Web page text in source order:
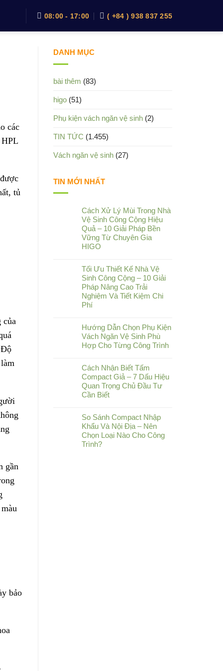
08:00 - 17:00 ( +84 ) 938 837 255
các
tủ
của
Độ
gần
bảo
DANH MỤC
bài thêm (83)
higo (51)
Phụ kiện vách ngăn vệ sinh (2)
TIN TỨC (1.455)
Vách ngăn vệ sinh (27)
TIN MỚI NHẤT
Cách Xử Lý Mùi Trong Nhà
Vệ Sinh Công Cộng Hiệu
Quả – 10 Giải Pháp Bền
Vững Từ Chuyên Gia
HIGO
Tối Ưu Thiết Kế Nhà Vệ
Sinh Công Cộng – 10 Giải
Pháp Nâng Cao Trải
Nghiệm Và Tiết Kiệm Chi
Phí
Hướng Dẫn Chọn Phụ Kiện
Vách Ngăn Vệ Sinh Phù
Hợp Cho Từng Công Trình
Cách Nhận Biết Tấm
Compact Giả – 7 Dấu Hiệu
Quan Trọng Chủ Đầu Tư
Cần Biết
So Sánh Compact Nhập
Khẩu Và Nội Địa – Nên
Chọn Loại Nào Cho Công
Trình?